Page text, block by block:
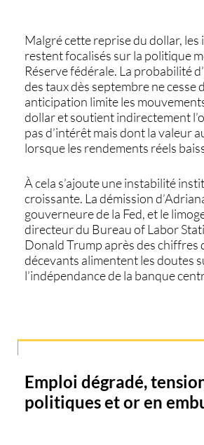
Malgré cette reprise du dollar, les
restent focalisés sur la politique
Réserve fédérale. La probabilité
des taux dès septembrene cesse
anticipation limite les
dollar et soutient indirectement
pas d’intérêt mais dont la valeur
lorsque les rendements réels
À cela s’ajoute une instabilité
croissante. La démission
gouverneure de la Fed, et le
directeur du Bureau of Labor
Donald Trump après des chiffres
décevants alimentent les doutes
l’indépendance de la banque
Emploi dégradé,
politiques et or en